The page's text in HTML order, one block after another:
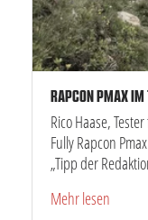
RAPCON PMAX
Rico Haase,
Fully Rapcon
„Tipp der
Mehr lesen